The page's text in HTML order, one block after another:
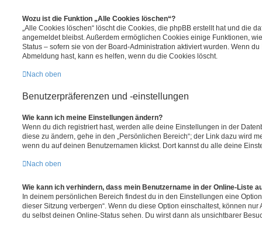
Wozu ist die Funktion „Alle Cookies löschen“?
„Alle Cookies löschen“ löscht die Cookies, die phpBB erstellt hat und die
angemeldet bleibst. Außerdem ermöglichen Cookies einige Funktionen,
Status – sofern sie von der Board-Administration aktiviert wurden. Wenn
Abmeldung hast, kann es helfen, wenn du die Cookies löscht.
Nach oben
Benutzerpräferenzen und -einstellungen
Wie kann ich meine Einstellungen ändern?
Wenn du dich registriert hast, werden alle deine Einstellungen in der
diese zu ändern, gehe in den „Persönlichen Bereich“; der Link dazu wird
wenn du auf deinen Benutzernamen klickst. Dort kannst du alle deine
Nach oben
Wie kann ich verhindern, dass mein Benutzername in der Online-Liste
In deinem persönlichen Bereich findest du in den Einstellungen eine
dieser Sitzung verbergen“. Wenn du diese Option einschaltest, können
du selbst deinen Online-Status sehen. Du wirst dann als unsichtbarer